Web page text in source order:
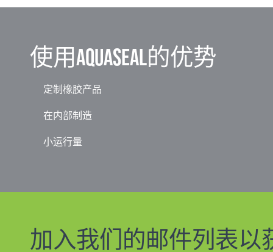
使用aquaseal的优势
定制橡胶产品
在内部制造
小运行量
加入我们的邮件列表以